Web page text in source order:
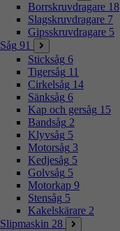
Borrskruvdragare 18
Slagskruvdragare 7
Gipsskruvdragare 5
Såg 91
Sticksåg 6
Tigersåg 11
Cirkelsåg 14
Sänksåg 6
Kap och gersåg 15
Bandsåg 2
Klyvsåg 5
Motorsåg 3
Kedjesåg 5
Golvsåg 5
Motorkap 9
Stensåg 5
Kakelskärare 2
Slipmaskin 28